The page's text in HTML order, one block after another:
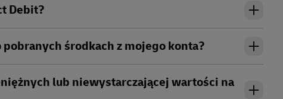
Debit?
środkach z mojego konta?
lub niewystarczającej wartości na